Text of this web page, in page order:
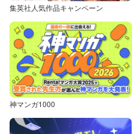
集英社人気作品キャンペーン
神マンガ1000